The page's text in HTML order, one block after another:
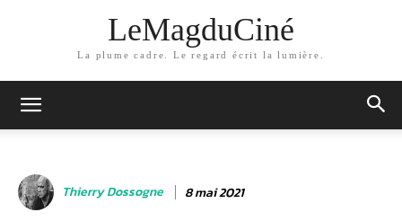
LeMagduCiné
La plume cadre. Le regard écrit la lumière.
Thierry Dossogne 8 mai 2021